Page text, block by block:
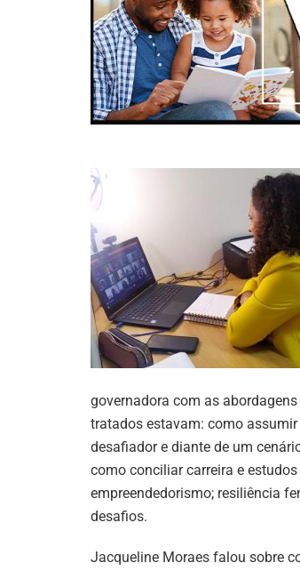
governadora com as
tratados estavam: como
desafiador e diante de um
como conciliar carreira e
empreendedorismo; resiliência
desafios.
Jacqueline Moraes falou sobre